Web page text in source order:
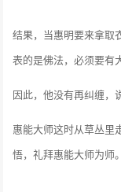
结果，当惠明要来拿取
表的是佛法，必须要有
因此，他没有再纠缠，
惠能大师这时从草丛里
悟，礼拜惠能大师为师。